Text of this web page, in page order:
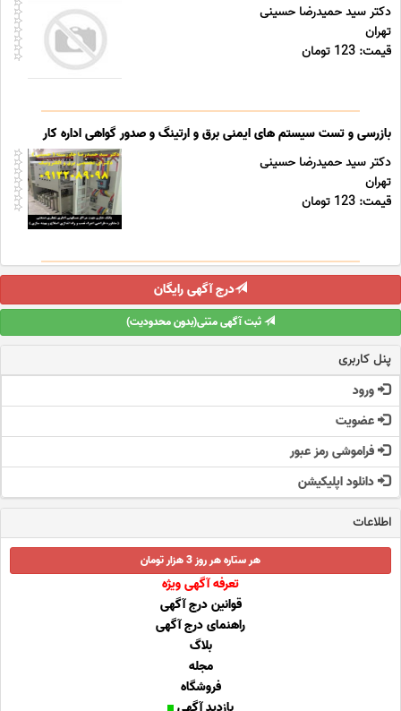
دکتر سید حمیدرضا حسینی
تهران
قیمت: 123 تومان
بازرسی و تست سیستم های ایمنی برق و ارتینگ و صدور گواهی اداره کار
دکتر سید حمیدرضا حسینی
تهران
قیمت: 123 تومان
درج آگهی رایگان
ثبت آگهی متنی(بدون محدودیت)
پنل کاربری
ورود
عضویت
فراموشی رمز عبور
دانلود اپلیکیشن
اطلاعات
هر ستاره هر روز 3 هزار تومان
تعرفه آگهی ویژه
قوانین درج آگهی
راهنمای درج آگهی
بلاگ
مجله
فروشگاه